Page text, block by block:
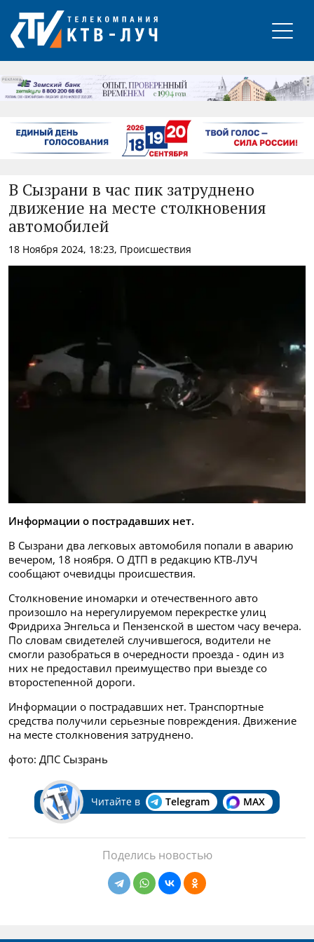
РЕКЛАМА
В Сызрани в час пик затруднено
движение на месте столкновения
автомобилей
18 Ноября 2024, 18:23, Происшествия
Информации о пострадавших нет.
В Сызрани два легковых автомобиля попали в аварию
вечером, 18 ноября. О ДТП в редакцию КТВ-ЛУЧ
сообщают очевидцы происшествия.
Столкновение иномарки и отечественного авто
произошло на нерегулируемом перекрестке улиц
Фридриха Энгельса и Пензенской в шестом часу вечера.
По словам свидетелей случившегося, водители не
смогли разобраться в очередности проезда - один из
них не предоставил преимущество при выезде со
второстепенной дороги.
Информации о пострадавших нет. Транспортные
средства получили серьезные повреждения. Движение
на месте столкновения затруднено.
фото: ДПС Сызрань
Читайте в Telegram MAX
Поделись новостью